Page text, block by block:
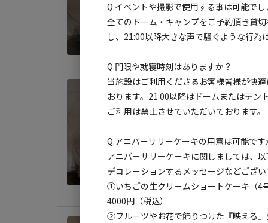
Q.イベントや撮影で使用する事は可能で
全てのドーム・キャンプをご予約頂き貸
し、21:00以降大きな声で騒ぐような行為
Q.門限や就寝時刻はありますか？
当施設はご利用くださるお客様皆様が快
おります。21:00以降はドームまたはテ
ご利用は禁止させていただいております。
Q.アニバーサリーケーキの用意は可能で
アニバーサリーケーキに関しましては、
デコレーションするメッセージなどござ
①いちごの生クリームショートケーキ（4
4000円（税込）
②フルーツやお花で飾りつけた『映える
定員: 6
料金
宿泊
《2
AC
定員: 6
料金